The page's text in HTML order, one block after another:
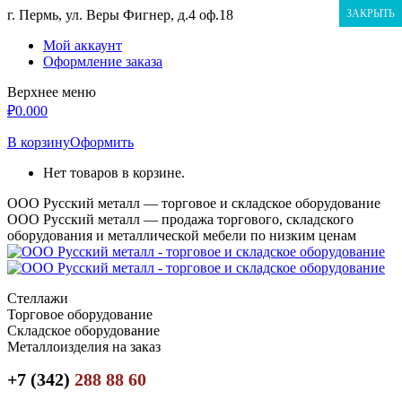
Перейти
содержанию
г. Пермь, ул. Веры Фигнер, д.4 оф.18
Мой аккаунт
Оформление заказа
Верхнее меню
₽0.000
В корзинуОформить
Нет товаров в корзине.
ООО Русский металл — торговое и складское оборудование
ООО Русский металл — продажа торгового, складского
оборудования и металлической мебели по низким ценам
Стеллажи
Торговое оборудование
Складское оборудование
Металлоизделия на заказ
+7 (342) 288 88 60
ЗАКРЫТЬ